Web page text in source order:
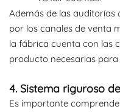
Además de las auditorías
por los canales de venta
la fábrica cuenta con las
producto necesarias
4. Sistema riguroso
Es importante